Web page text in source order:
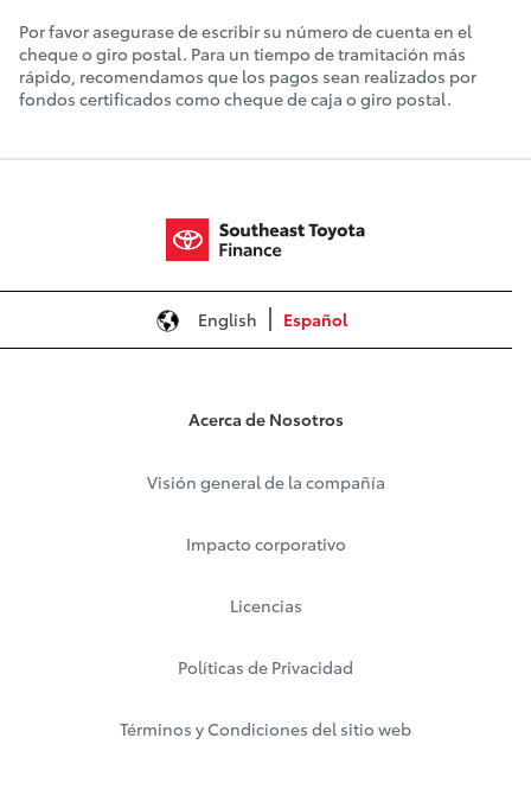
Por favor asegurase de escribir su número de cuenta en el
cheque o giro postal. Para un tiempo de tramitación más
rápido, recomendamos que los pagos sean realizados por
fondos certificados como cheque de caja o giro postal.
English Español
Acerca de Nosotros
Visión general de la compañía
Impacto corporativo
Licencias
Políticas de Privacidad
Términos y Condiciones del sitio web